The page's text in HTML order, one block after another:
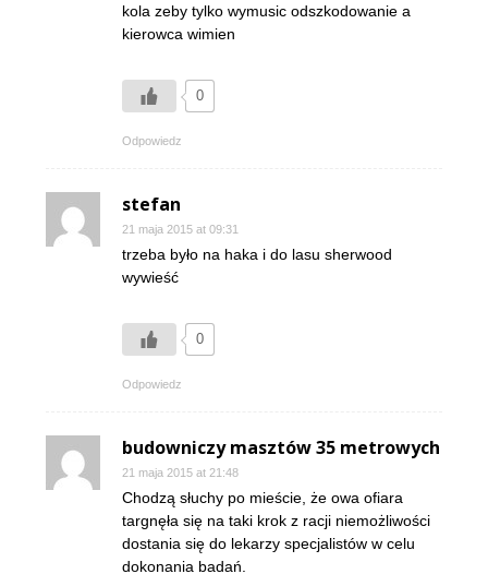
kola zeby tylko wymusic odszkodowanie a
kierowca wimien
0
Odpowiedz
stefan
21 maja 2015 at 09:31
trzeba było na haka i do lasu sherwood
wywieść
0
Odpowiedz
budowniczy masztów 35 metrowych
21 maja 2015 at 21:48
Chodzą słuchy po mieście, że owa ofiara
targnęła się na taki krok z racji niemożliwości
dostania się do lekarzy specjalistów w celu
dokonania badań.